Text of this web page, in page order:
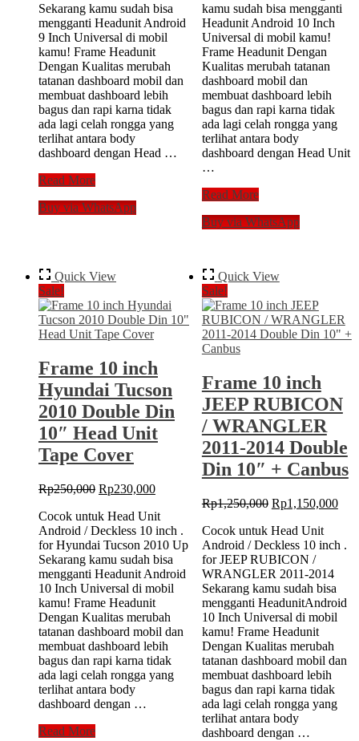
Sekarang kamu sudah bisa
mengganti Headunit Android
9 Inch Universal di mobil
kamu! Frame Headunit
Dengan Kualitas merubah
tatanan dashboard mobil dan
membuat dashboard lebih
bagus dan rapi karna tidak
ada lagi celah rongga yang
terlihat antara body
dashboard dengan Head …
Frame
inch
Double
Din
10″
Head
Unit
Android
HU
Read More
Buy via WhatsApp
kamu sudah bisa mengganti
Headunit Android 10 Inch
Universal di mobil kamu!
Frame Headunit Dengan
Kualitas merubah tatanan
dashboard mobil dan
membuat dashboard lebih
bagus dan rapi karna tidak
ada lagi celah rongga yang
terlihat antara body
dashboard dengan Head Unit
…
Frame
inch
Android
Head
Unit
10″
HR-
V
Tape
Cover
Read More
Buy via WhatsApp
Quick View
Sale!
Frame 10 inch
Hyundai Tucson
2010 Double Din
10″ Head Unit
Tape Cover
Rp250,000 Original
was:
Rp250,000.
Rp230,000Current
is:
Rp230,000.
Cocok untuk Head Unit
Android / Deckless 10 inch .
for Hyundai Tucson 2010 Up
Sekarang kamu sudah bisa
mengganti Headunit Android
10 Inch Universal di mobil
kamu! Frame Headunit
Dengan Kualitas merubah
tatanan dashboard mobil dan
membuat dashboard lebih
bagus dan rapi karna tidak
ada lagi celah rongga yang
terlihat antara body
dashboard dengan …
Frame
Read More
Quick View
Sale!
Frame 10 inch
JEEP RUBICON
/ WRANGLER
2011-2014 Double
Din 10″ + Canbus
Rp1,250,000 Original
was:
Rp1,250,000.
Rp1,150,000
Cocok untuk Head Unit
Android / Deckless 10 inch .
for JEEP RUBICON /
WRANGLER 2011-2014
Sekarang kamu sudah bisa
mengganti HeadunitAndroid
10 Inch Universal di mobil
kamu! Frame Headunit
Dengan Kualitas merubah
tatanan dashboard mobil dan
membuat dashboard lebih
bagus dan rapi karna tidak
ada lagi celah rongga yang
terlihat antara body
dashboard dengan …